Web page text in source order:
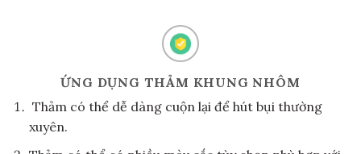
ỨNG DỤNG THẢM KHUNG NHÔM
Thảm có thể dễ dàng cuộn lại để hút bụi thường
xuyên.